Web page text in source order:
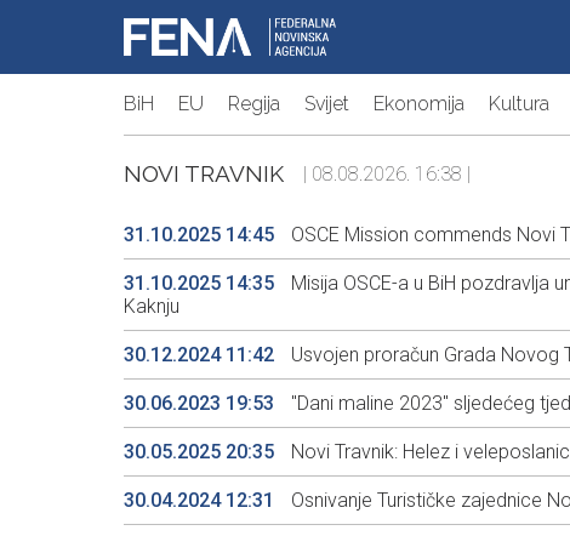
BiH EU Regija Svijet Ekonomija Kultura
NOVI TRAVNIK | 08.08.2026. 16:38 |
31.10.2025 14:45 OSCE Mission commends Novi
31.10.2025 14:35
Misija OSCE-a u BiH pozdravlja
Kaknju
30.12.2024 11:42 Usvojen proračun Grada Novog
30.06.2023 19:53 "Dani maline 2023" sljedećeg
30.05.2025 20:35 Novi Travnik: Helez i
30.04.2024 12:31 Osnivanje Turističke zajednice